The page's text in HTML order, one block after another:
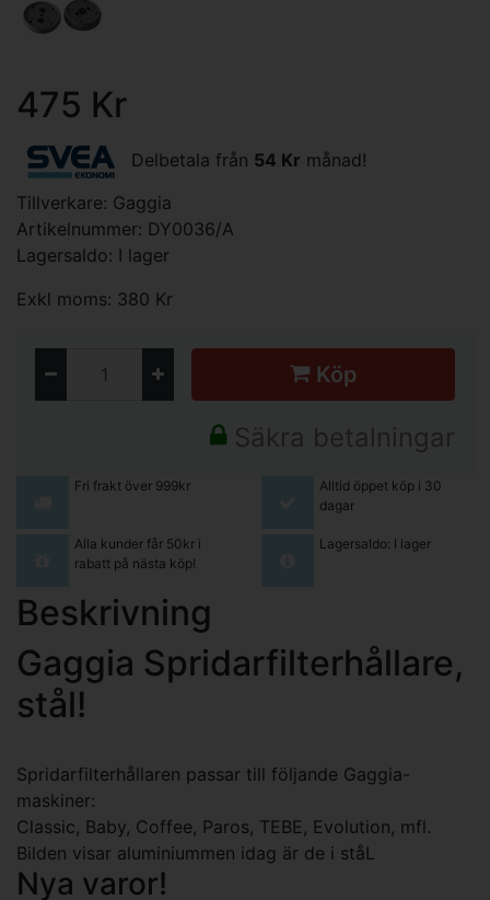
475 Kr
Delbetala från 54 Kr månad!
Tillverkare: Gaggia
Artikelnummer: DY0036/A
Lagersaldo: I lager
Exkl moms: 380 Kr
Köp
Säkra betalningar
Fri frakt över 999kr
Alltid öppet köp i 30
dagar
Alla kunder får 50kr i
rabatt på nästa köp!
Lagersaldo: I lager
Beskrivning
Gaggia Spridarfilterhållare,
stål!
Spridarfilterhållaren passar till följande Gaggia-
maskiner:
Classic, Baby, Coffee, Paros, TEBE, Evolution, mfl.
Bilden visar aluminiummen idag är de i ståL
Nya varor!